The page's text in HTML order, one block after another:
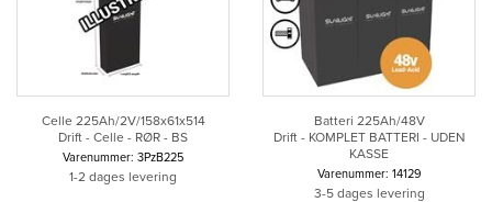
Celle 225Ah/2V/158x61x514
Drift - Celle - RØR - BS
Varenummer: 3PzB225
1-2 dages levering
Batteri 225Ah/48V
Drift - KOMPLET BATTERI - UDEN
KASSE
Varenummer: 14129
3-5 dages levering